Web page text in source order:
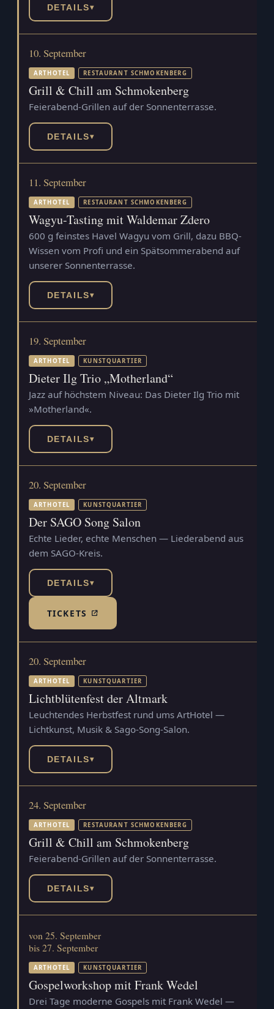
DETAILS▾
10. September
ARTHOTEL RESTAURANT SCHMOKENBERG
Grill & Chill am Schmokenberg
Feierabend-Grillen auf der Sonnenterrasse.
DETAILS▾
11. September
ARTHOTEL RESTAURANT SCHMOKENBERG
Wagyu-Tasting mit Waldemar Zdero
600 g feinstes Havel Wagyu vom Grill, dazu BBQ-
Wissen vom Profi und ein Spätsommerabend auf
unserer Sonnenterrasse.
DETAILS▾
19. September
ARTHOTEL KUNSTQUARTIER
Dieter Ilg Trio „Motherland“
Jazz auf höchstem Niveau: Das Dieter Ilg Trio mit
»Motherland«.
DETAILS▾
20. September
ARTHOTEL KUNSTQUARTIER
Der SAGO Song Salon
Echte Lieder, echte Menschen — Liederabend aus
dem SAGO-Kreis.
DETAILS▾
TICKETS(TICKETSHOP, ÖFFNET IN NEUEM TAB)
20. September
ARTHOTEL KUNSTQUARTIER
Lichtblütenfest der Altmark
Leuchtendes Herbstfest rund ums ArtHotel —
Lichtkunst, Musik & Sago-Song-Salon.
DETAILS▾
24. September
ARTHOTEL RESTAURANT SCHMOKENBERG
Grill & Chill am Schmokenberg
Feierabend-Grillen auf der Sonnenterrasse.
DETAILS▾
von 25. September
bis 27. September
ARTHOTEL KUNSTQUARTIER
Gospelworkshop mit Frank Wedel
Drei Tage moderne Gospels mit Frank Wedel —